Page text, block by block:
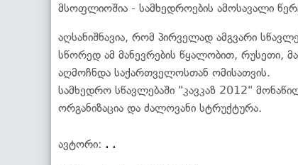
მსოფლიოშია - სამხედროების ამოსავალი
აღსანიშნავია, რომ პირველად ამგვარი
სწორედ ამ მანევრების წყალობით, რუსეთი,
აღმოჩნდა საქართველოსთან ომისათვის.
სამხედრო სწავლებაში "კავკაზ 2012"
ორგანიზაცია და ძალოვანი სტრუქტურა.
ავტორი: . .